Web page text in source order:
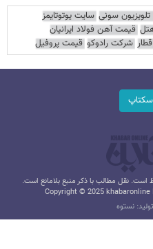
سونی سایت یوتوتایمز
قیمت آهن فولاد ایرانیان
شرکت رادوکو قیمت پروفیل
نقل مطالب با ذکر منبع بلامانع است.
Copyright © 2025
نستوه